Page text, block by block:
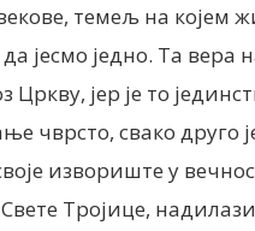
темељ на
једно. Та вера
јер је то
свако друго
извориште у
Тројице,